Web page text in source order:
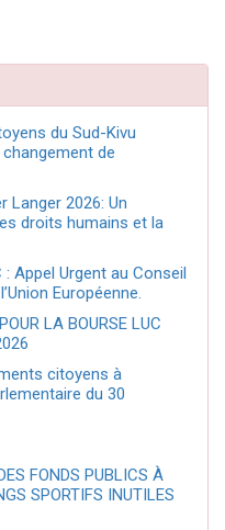
du Sud-Kivu
de
Langer 2026: Un
droits humains et la
Appel Urgent au Conseil
Européenne.
LA BOURSE LUC
citoyens à
du 30
FONDS PUBLICS À
SPORTIFS INUTILES